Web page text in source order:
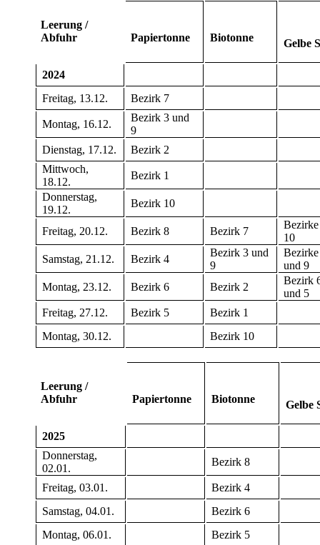
Leerung /
Abfuhr
Papiertonne Biotonne Gelbe
2024
Freitag, 13.12.
Bezirk 7
Montag, 16.12.
Bezirk 3 und
9
Dienstag, 17.12.
Bezirk 2
Mittwoch,
18.12.
Bezirk 1
Donnerstag,
19.12.
Bezirk 10
Freitag, 20.12. Bezirk 8 Bezirk 7
10
Samstag, 21.12.
Bezirk 4
Bezirk 3 und
9
und 9
Montag, 23.12.
Bezirk 6 Bezirk 2
Bezirk
und 5
Freitag, 27.12.
Bezirk 5
Bezirk 1
Montag, 30.12.
Bezirk 10
Leerung /
Abfuhr
Papiertonne Biotonne Gelbe
2025
Donnerstag,
02.01.
Bezirk 8
Freitag, 03.01.
Bezirk 4
Samstag, 04.01.
Bezirk 6
Montag, 06.01.
Bezirk 5